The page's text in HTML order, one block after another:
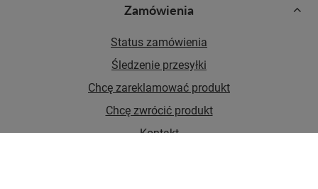
Zamówienia
Status zamówienia
Śledzenie przesyłki
Chcę zareklamować produkt
Chcę zwrócić produkt
Kontakt